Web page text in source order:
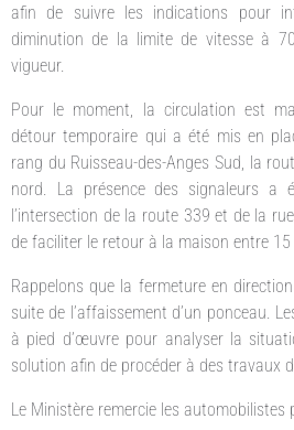
afin de suivre les indications pour
diminution de la limite de vitesse à
vigueur.
Pour le moment, la circulation est
détour temporaire qui a été mis en
rang du Ruisseau-des-Anges Sud, la
nord. La présence des signaleurs a
l’intersection de la route 339 et de la
de faciliter le retour à la maison entre
Rappelons que la fermeture en
suite de l’affaissement d’un ponceau.
à pied d’œuvre pour analyser la
solution afin de procéder à des travaux
Le Ministère remercie les